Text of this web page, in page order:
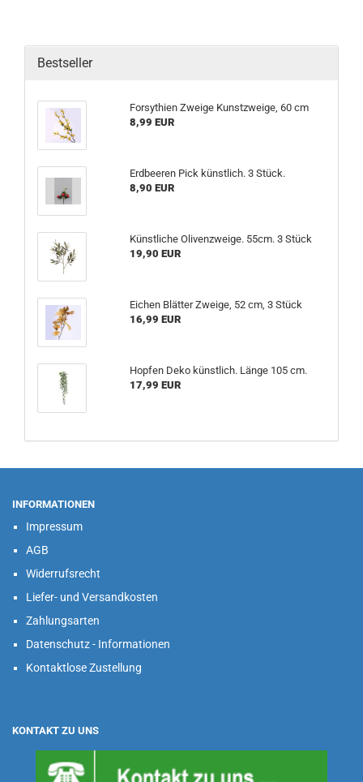
Bestseller
Forsythien Zweige Kunstzweige, 60 cm
8,99 EUR
Erdbeeren Pick künstlich. 3 Stück.
8,90 EUR
Künstliche Olivenzweige. 55cm. 3 Stück
19,90 EUR
Eichen Blätter Zweige, 52 cm, 3 Stück
16,99 EUR
Hopfen Deko künstlich. Länge 105 cm.
17,99 EUR
INFORMATIONEN
Impressum
AGB
Widerrufsrecht
Liefer- und Versandkosten
Zahlungsarten
Datenschutz - Informationen
Kontaktlose Zustellung
KONTAKT ZU UNS